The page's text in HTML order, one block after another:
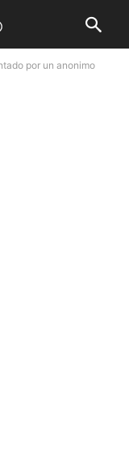
por un anonimo